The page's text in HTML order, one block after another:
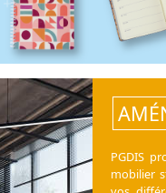
PGDIS
mobilier